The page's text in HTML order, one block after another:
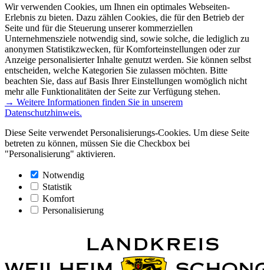
Wir verwenden Cookies, um Ihnen ein optimales Webseiten-
Erlebnis zu bieten. Dazu zählen Cookies, die für den Betrieb der
Seite und für die Steuerung unserer kommerziellen
Unternehmensziele notwendig sind, sowie solche, die lediglich zu
anonymen Statistikzwecken, für Komforteinstellungen oder zur
Anzeige personalisierter Inhalte genutzt werden. Sie können selbst
entscheiden, welche Kategorien Sie zulassen möchten. Bitte
beachten Sie, dass auf Basis Ihrer Einstellungen womöglich nicht
mehr alle Funktionalitäten der Seite zur Verfügung stehen.
→ Weitere Informationen finden Sie in unserem
Datenschutzhinweis.
Diese Seite verwendet Personalisierungs-Cookies. Um diese Seite
betreten zu können, müssen Sie die Checkbox bei
"Personalisierung" aktivieren.
Notwendig
Statistik
Komfort
Personalisierung